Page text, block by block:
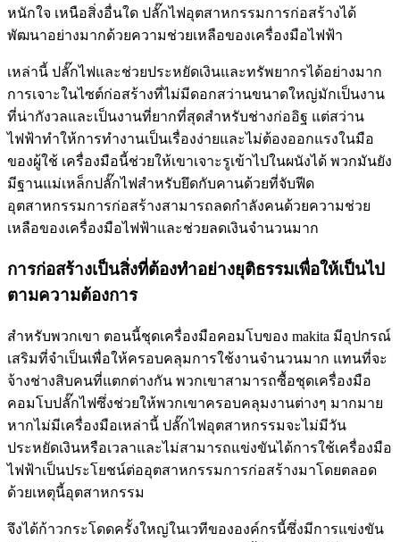
หนักใจ เหนือสิ่งอื่นใด ปลั๊กไฟอุตสาหกรรมการก่อสร้างได้
พัฒนาอย่างมากด้วยความช่วยเหลือของเครื่องมือไฟฟ้า
เหล่านี้ ปลั๊กไฟและช่วยประหยัดเงินและทรัพยากรได้อย่างมาก
การเจาะในไซต์ก่อสร้างที่ไม่มีดอกสว่านขนาดใหญ่มักเป็นงาน
ที่น่ากังวลและเป็นงานที่ยากที่สุดสำหรับช่างก่ออิฐ แต่สว่าน
ไฟฟ้าทำให้การทำงานเป็นเรื่องง่ายและไม่ต้องออกแรงในมือ
ของผู้ใช้ เครื่องมือนี้ช่วยให้เขาเจาะรูเข้าไปในผนังได้ พวกมันยัง
มีฐานแม่เหล็กปลั๊กไฟสำหรับยึดกับคานด้วยที่จับฟีด
อุตสาหกรรมการก่อสร้างสามารถลดกำลังคนด้วยความช่วย
เหลือของเครื่องมือไฟฟ้าและช่วยลดเงินจำนวนมาก
การก่อสร้างเป็นสิ่งที่ต้องทำอย่างยุติธรรมเพื่อให้เป็นไป
ตามความต้องการ
สำหรับพวกเขา ตอนนี้ชุดเครื่องมือคอมโบของ makita มีอุปกรณ์
เสริมที่จำเป็นเพื่อให้ครอบคลุมการใช้งานจำนวนมาก แทนที่จะ
จ้างช่างสิบคนที่แตกต่างกัน พวกเขาสามารถซื้อชุดเครื่องมือ
คอมโบปลั๊กไฟซึ่งช่วยให้พวกเขาครอบคลุมงานต่างๆ มากมาย
หากไม่มีเครื่องมือเหล่านี้ ปลั๊กไฟอุตสาหกรรมจะไม่มีวัน
ประหยัดเงินหรือเวลาและไม่สามารถแข่งขันได้การใช้เครื่องมือ
ไฟฟ้าเป็นประโยชน์ต่ออุตสาหกรรมการก่อสร้างมาโดยตลอด
ด้วยเหตุนี้อุตสาหกรรม
จึงได้ก้าวกระโดดครั้งใหญ่ในเวทีขององค์กรนี้ซึ่งมีการแข่งขัน